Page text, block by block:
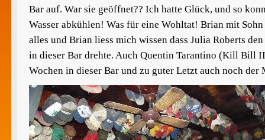
Bar auf. War sie geöffnet?? Ich hatte Glück, und so
Wasser abkühlen! Was für eine Wohltat! Brian mit
alles und Brian liess mich wissen dass Julia Roberts
in dieser Bar drehte. Auch Quentin Tarantino (Kill Bill
Wochen in dieser Bar und zu guter Letzt auch noch